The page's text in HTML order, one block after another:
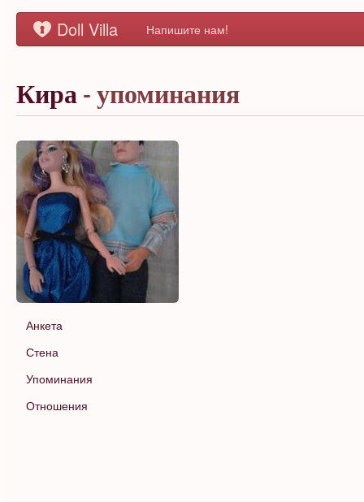
Doll Villa Напишите нам!
Кира - упоминания
Анкета
Стена
Упоминания
Отношения